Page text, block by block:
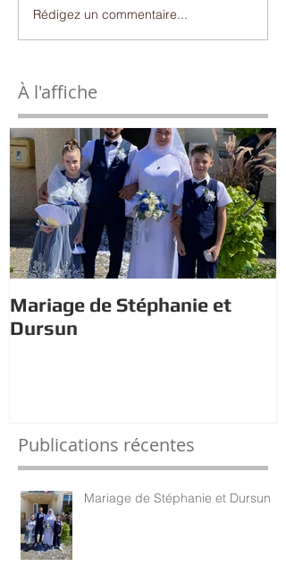
Rédigez un commentaire...
À l'affiche
Mariage de Stéphanie et
Dursun
Publications récentes
Mariage de Stéphanie et Dursun